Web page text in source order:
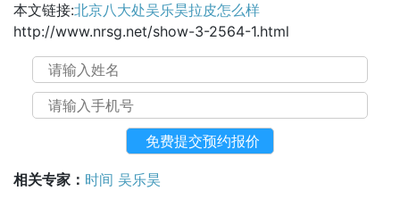
本文链接:北京八大处吴乐昊拉皮怎么样
http://www.nrsg.net/show-3-2564-1.html
相关专家： 时间 吴乐昊